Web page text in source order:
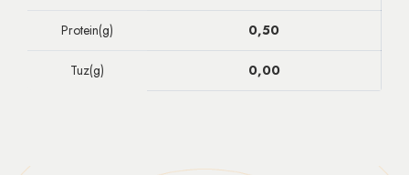
Protein(g) 0,50
Tuz(g) 0,00